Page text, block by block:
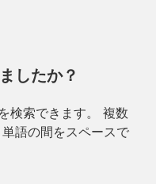
したか？
検索できます。 複数
語の間をスペースで